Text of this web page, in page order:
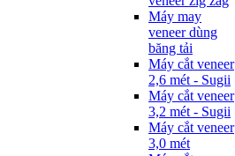
Máy may
veneer dùng
băng tải
Máy cắt veneer
2,6 mét - Sugii
Máy cắt veneer
3,2 mét - Sugii
Máy cắt veneer
3,0 mét